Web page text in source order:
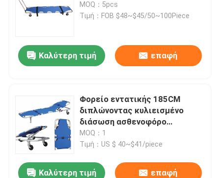
MOQ：5pcs
Τιμή：FOB $48~$45/50~100Piece
Καλύτερη τιμή επαφή
Φορείο εντατικής 185CM
διπλώνοντας κυλιεισμένο
διάσωση ασθενοφόρο
νοσοκομείων 60 βαθμών
MOQ：1
Τιμή：US $ 40~$41/piece
Καλύτερη τιμή επαφή